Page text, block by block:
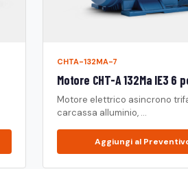
CHTA-132MA-7
Motore CHT-A 132Ma IE3 6
Motore elettrico asincrono
carcassa alluminio, ...
Aggiungi al